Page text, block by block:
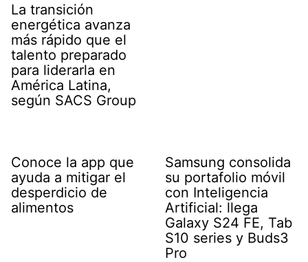
La transición
energética avanza
más rápido que el
talento preparado
para liderarla en
América Latina,
según SACS Group
Conoce la app que
ayuda a mitigar el
desperdicio de
alimentos
Samsung consolida
su portafolio móvil
con Inteligencia
Artificial: llega
Galaxy S24 FE, Tab
S10 series y Buds3
Pro